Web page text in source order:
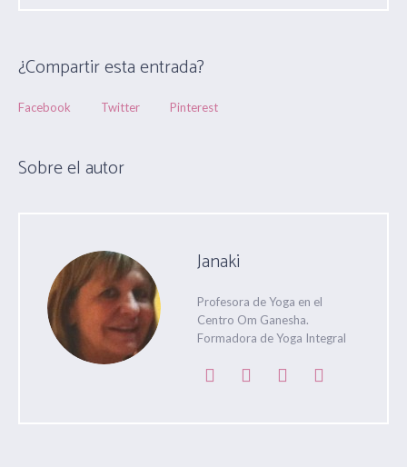
¿Compartir esta entrada?
Facebook Twitter Pinterest
Sobre el autor
Janaki
Profesora de Yoga en el
Centro Om Ganesha.
Formadora de Yoga Integral